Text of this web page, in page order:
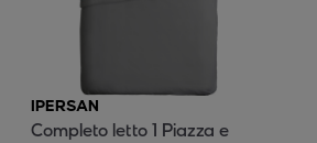
IPERSAN
Completo letto 1 Piazza e